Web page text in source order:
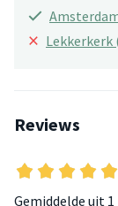
×
Reviews
Gemiddelde uit